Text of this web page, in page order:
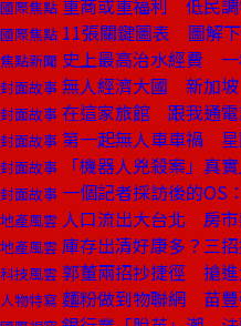
國際焦點 重商或重福利 低民
國際焦點 11張關鍵圖表 圖解
焦點新聞 史上最高治水經費
封面故事 無人經濟大國 新加坡
封面故事 在這家旅館 跟我通電
封面故事 第一起無人車車禍 星
封面故事 「機器人兇殺案」
封面故事 一個記者採訪後的OS
地產風雲 人口流出大台北 房市
地產風雲 庫存出清好康多？三
科技風雲 郭董兩招抄捷徑 搶進
人物特寫 麵粉做到物聯網 苗豐